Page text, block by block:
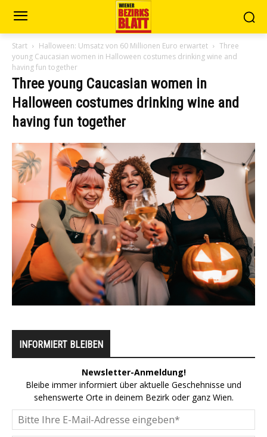
Start Halloween: Umsatz von 60 Millionen Euro erwartet
Three
young Caucasian women in Halloween costumes drinking wine and
having fun together
Three young Caucasian women in
Halloween costumes drinking wine and
having fun together
INFORMIERT BLEIBEN
Newsletter-Anmeldung!
Bleibe immer informiert über aktuelle Geschehnisse und
sehenswerte Orte in deinem Bezirk oder ganz Wien.